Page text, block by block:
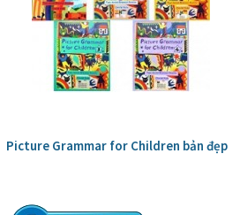
Picture Grammar for Children bản đẹp